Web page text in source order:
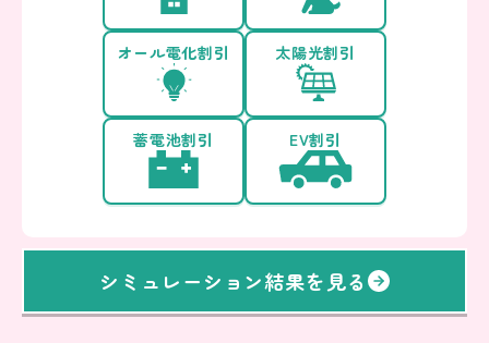
オール電化割引 太陽光割引
蓄電池割引 EV割引
シミュレーション結果を見る